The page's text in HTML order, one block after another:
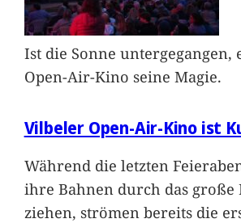
Ist die Sonne untergegangen,
Open-Air-Kino seine Magie.
Vilbeler Open-Air-Kino ist
Während die letzten
ihre Bahnen durch das große
ziehen, strömen bereits die